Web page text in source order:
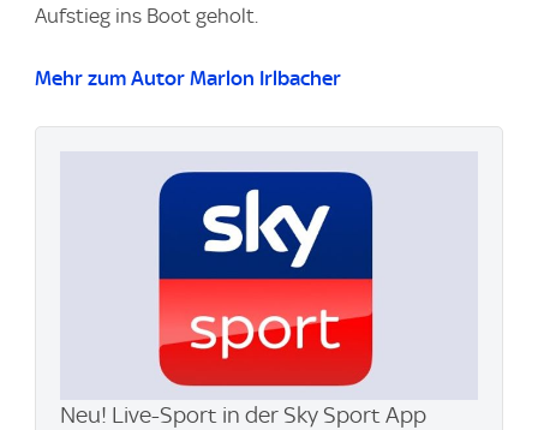
Aufstieg ins Boot geholt.
Mehr zum Autor Marlon Irlbacher
Neu! Live-Sport in der Sky Sport App